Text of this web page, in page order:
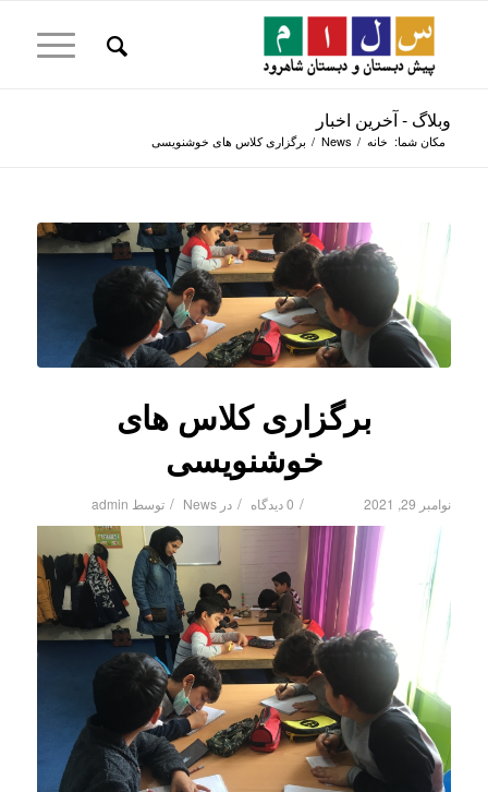
وبلاگ - آخرین اخبار
مکان شما: خانه /
News
/ برگزاری کلاس های خوشنویسی
برگزاری کلاس های
خوشنویسی
نوامبر 29, 2021 / 0 دیدگاه / در News
/ توسط admin